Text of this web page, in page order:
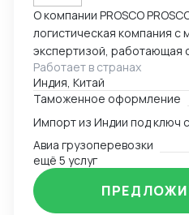
О компании PROSCO PROSCO — российская
логистическая компания с
экспертизой, работающая
предоставляем полный цикл
внешнеэкономических
перевозок и таможенного
сопровождения и контрактной
направления работы: международные перевозки
(авиа, авто, море, ж/д); складская логистика и
таможенное оформление; сопровождение ВЭД и
поиск производителей; работа с опасными,
сборными и негабаритными
Работает в странах
Индия, Китай
Таможенное оформление
Авиа грузоперевозки
ещё 5 услуг